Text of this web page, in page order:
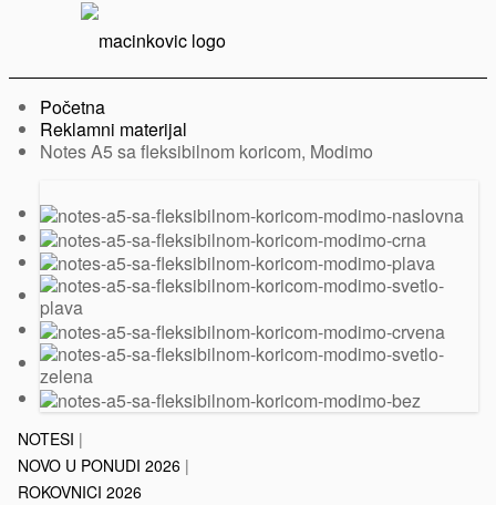
Početna
Reklamni materijal
Trenutno:
Notes A5 sa fleksibilnom koricom, Modimo
Prethodni
slajd
Sledeći
slajd
NOTESI |
NOVO U PONUDI 2026 |
ROKOVNICI 2026